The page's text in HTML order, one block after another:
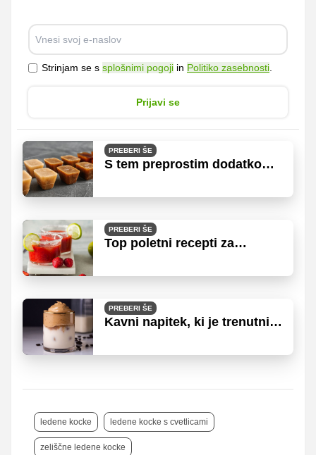
Strinjam se s splošnimi pogoji in Politiko zasebnosti
Prijavi se
PREBERI ŠE
S tem preprostim dodatkom
PREBERI ŠE
Top poletni recepti za
PREBERI ŠE
Kavni napitek, ki je trenutni
ledene kocke ledene kocke s cvetlicami
zeliščne ledene kocke